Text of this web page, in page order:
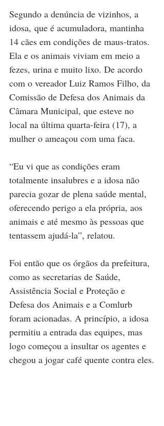
Segundo a denúncia de vizinhos, a
idosa, que é acumuladora, mantinha
14 cães em condições de maus-tratos.
Ela e os animais viviam em meio a
fezes, urina e muito lixo. De acordo
com o vereador Luiz Ramos Filho, da
Comissão de Defesa dos Animais da
Câmara Municipal, que esteve no
local na última quarta-feira (17), a
mulher o ameaçou com uma faca.
“Eu vi que as condições eram
totalmente insalubres e a idosa não
parecia gozar de plena saúde mental,
oferecendo perigo a ela própria, aos
animais e até mesmo às pessoas que
tentassem ajudá-la”, relatou.
Foi então que os órgãos da prefeitura,
como as secretarias de Saúde,
Assistência Social e Proteção e
Defesa dos Animais e a Comlurb
foram acionadas. A princípio, a idosa
permitiu a entrada das equipes, mas
logo começou a insultar os agentes e
chegou a jogar café quente contra eles.